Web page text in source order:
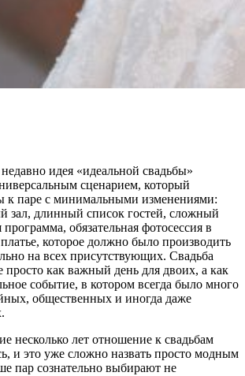
идея «идеальной свадьбы»
сценарием, который
к паре с минимальными изменениями:
зал, длинный список гостей, сложный
обязательная фотосессия в
которое должно было производить
на всех присутствующих. Свадьба
просто как важный день для двоих, а как
событие, в котором всегда было много
общественных и иногда даже
несколько лет отношение к свадьбам
и это уже сложно назвать просто модным
пар сознательно выбирают не